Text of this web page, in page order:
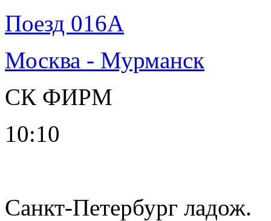
Поезд 016А
Москва - Мурманск
СК ФИРМ
10:10
Санкт-Петербург ладож.